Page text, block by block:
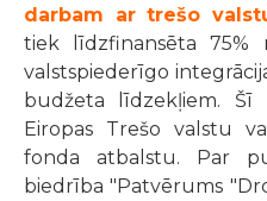
darbam ar trešo
tiek līdzfinansēta 75%
valstspiederīgo
budžeta līdzekļiem.
Šī
Eiropas Trešo valstu
fonda atbalstu. Par
biedrība "Patvērums